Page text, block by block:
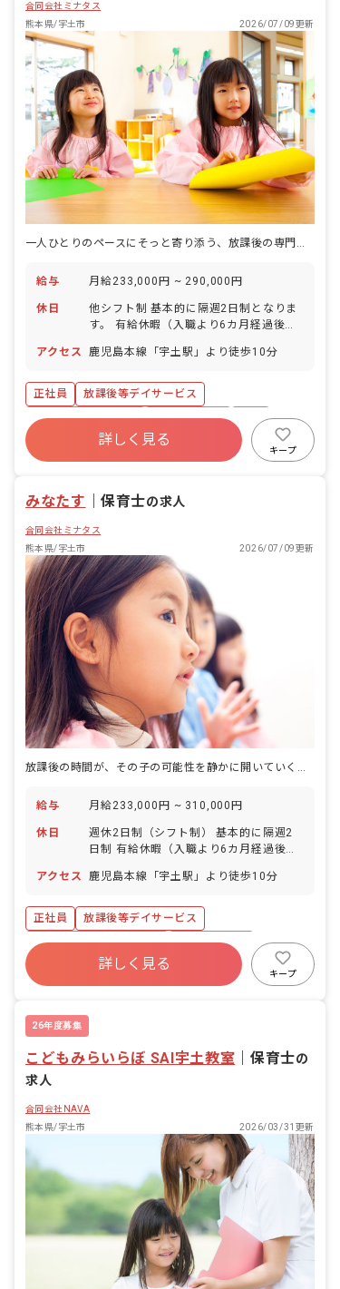
合同会社ミナタス
熊本県/宇土市
2026/07/09更新
一人ひとりのペースにそっと寄り添う、放課後の専門職という道へ。
給与 月給233,000円 ~ 290,000円
休日
他シフト制 基本的に隔週2日制となりま
す。 有給休暇（入職より6カ月経過後、
アクセス
鹿児島本線「宇土駅」より徒歩10分
正社員
放課後等デイサービス
ボーナス・賞与あり
社会保険完備
有給
残業少なめ
昇給昇進あり
詳しく見る
キープ
みなたす ｜保育士の求人
合同会社ミナタス
熊本県/宇土市
2026/07/09更新
放課後の時間が、その子の可能性を静かに開いていく場所へ。
給与 月給233,000円 ~ 310,000円
休日
週休2日制（シフト制） 基本的に隔週2
日制 有給休暇（入職より6カ月経過後、
アクセス
鹿児島本線「宇土駅」より徒歩10分
正社員
放課後等デイサービス
寮・住宅・家賃補助あり
社会保険完備
福利厚生充実
退職金制度
詳しく見る
キープ
26年度募集
こどもみらいらぼ SAI宇土教室 保育士の
求人
合同会社NAVA
熊本県/宇土市
2026/03/31更新